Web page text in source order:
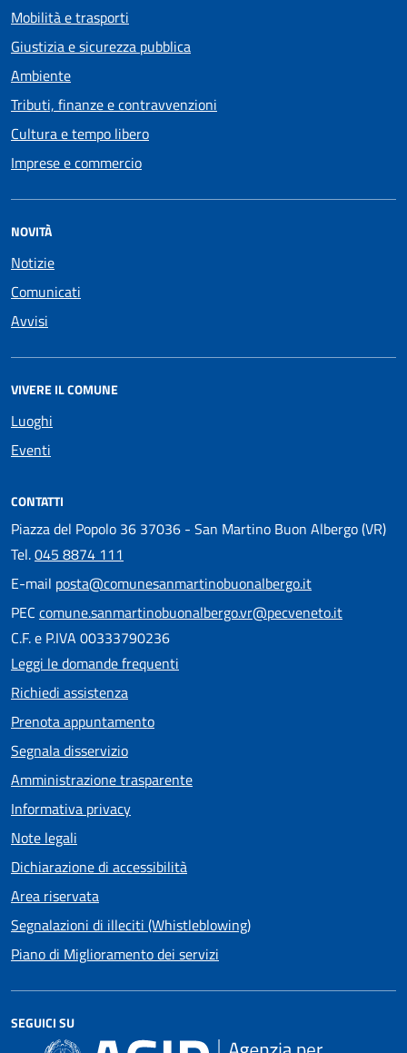
Mobilità e trasporti
Giustizia e sicurezza pubblica
Ambiente
Tributi, finanze e contravvenzioni
Cultura e tempo libero
Imprese e commercio
NOVITÀ
Notizie
Comunicati
Avvisi
VIVERE IL COMUNE
Luoghi
Eventi
CONTATTI
Piazza del Popolo 36 37036 - San Martino Buon Albergo (VR)
Tel.045 8874 111
E-mail posta@comunesanmartinobuonalbergo.it
PEC comune.sanmartinobuonalbergo.vr@pecveneto.it
C.F. e P.IVA 00333790236
Leggi le domande frequenti
Richiedi assistenza
Prenota appuntamento
Segnala disservizio
Amministrazione trasparente
Informativa privacy
Note legali
Dichiarazione di accessibilità
Area riservata
Segnalazioni di illeciti (Whistleblowing)
Piano di Miglioramento dei servizi
SEGUICI SU